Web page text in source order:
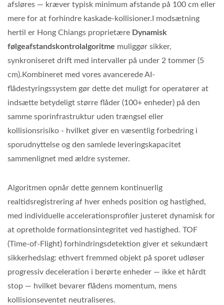
afsløres — kræver typisk minimum afstande på 100 cm eller
mere for at forhindre kaskade-kollisioner.I modsætning
hertil er Hong Chiangs proprietære Dynamisk
følgeafstandskontrolalgoritme muliggør sikker,
synkroniseret drift med intervaller på under 2 tommer (5
cm).Kombineret med vores avancerede AI-
flådestyringssystem gør dette det muligt for operatører at
indsætte betydeligt større flåder (100+ enheder) på den
samme sporinfrastruktur uden trængsel eller
kollisionsrisiko - hvilket giver en væsentlig forbedring i
sporudnyttelse og den samlede leveringskapacitet
sammenlignet med ældre systemer.
Algoritmen opnår dette gennem kontinuerlig
realtidsregistrering af hver enheds position og hastighed,
med individuelle accelerationsprofiler justeret dynamisk for
at opretholde formationsintegritet ved hastighed. TOF
(Time-of-Flight) forhindringsdetektion giver et sekundært
sikkerhedslag: ethvert fremmed objekt på sporet udløser
progressiv deceleration i berørte enheder — ikke et hårdt
stop — hvilket bevarer flådens momentum, mens
kollisionseventet neutraliseres.